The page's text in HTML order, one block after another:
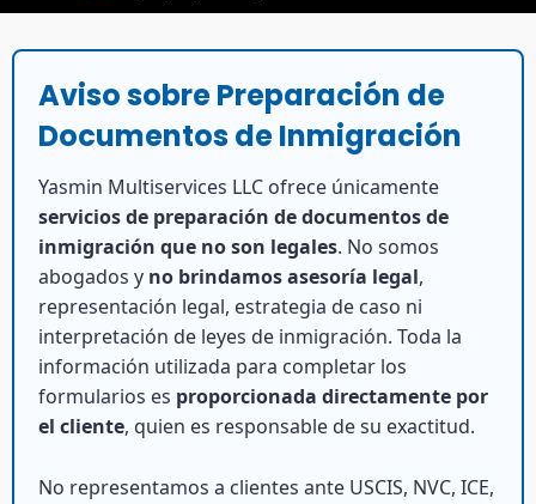
Aviso sobre Preparación de
Documentos de Inmigración
Yasmin Multiservices LLC ofrece únicamente
servicios de preparación de documentos de
inmigración que no son legales. No somos
abogados y no brindamos asesoría legal,
representación legal, estrategia de caso ni
interpretación de leyes de inmigración. Toda la
información utilizada para completar los
formularios es proporcionada directamente por
el cliente, quien es responsable de su exactitud.
No representamos a clientes ante USCIS, NVC, ICE,